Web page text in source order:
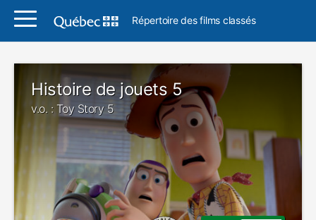
Répertoire des films classés
Histoire de jouets 5
v.o. : Toy Story 5